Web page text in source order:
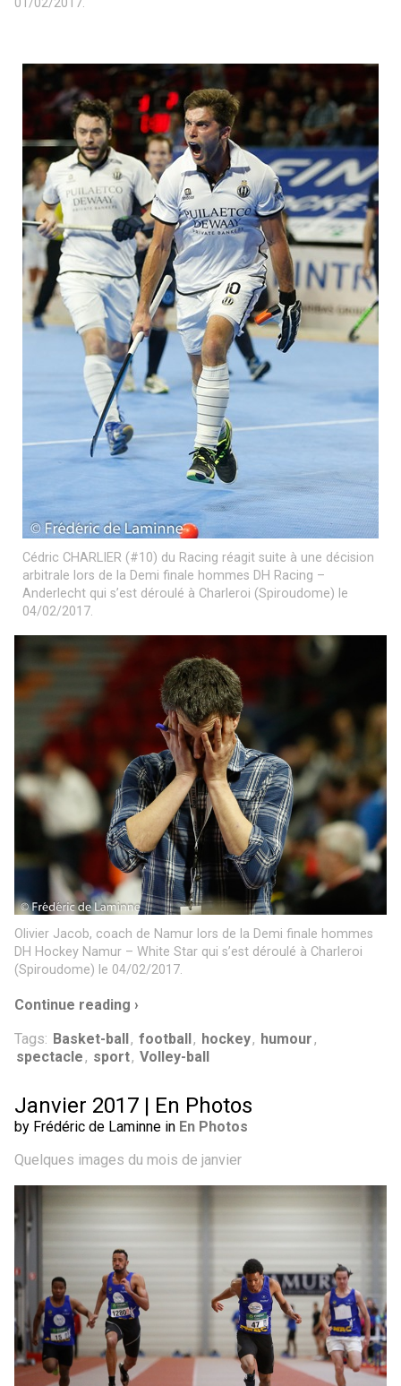
01/02/2017.
Cédric CHARLIER (#10) du Racing réagit suite à une décision
arbitrale lors de la Demi finale hommes DH Racing –
Anderlecht qui s’est déroulé à Charleroi (Spiroudome) le
04/02/2017.
Olivier Jacob, coach de Namur lors de la Demi finale hommes
DH Hockey Namur – White Star qui s’est déroulé à Charleroi
(Spiroudome) le 04/02/2017.
Continue reading ›
Tags: Basket-ball, football, hockey, humour,
spectacle, sport, Volley-ball
Janvier 2017 | En Photos
by Frédéric de Laminne in En Photos
Quelques images du mois de janvier